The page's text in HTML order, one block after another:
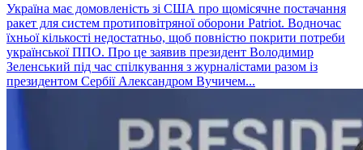
Україна має домовленість зі США про щомісячне постачання
ракет для систем протиповітряної оборони Patriot. Водночас
їхньої кількості недостатньо, щоб повністю покрити потреби
української ППО. Про це заявив президент Володимир
Зеленський під час спілкування з журналістами разом із
президентом Сербії Александром Вучичем...